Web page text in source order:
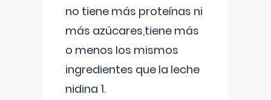
no tiene más proteínas ni
más azúcares,tiene más
o menos los mismos
ingredientes que la leche
nidina 1.